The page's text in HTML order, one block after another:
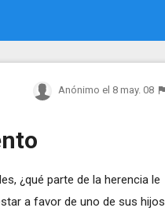
Anónimo el 8 may. 08
¿qué parte de la herencia le
a favor de uno de sus hijos